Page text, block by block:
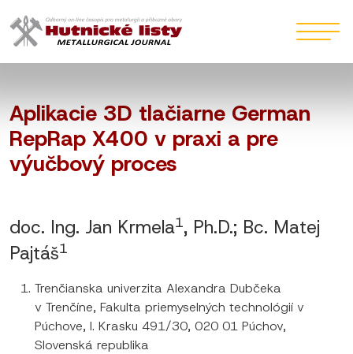
Aplikacie 3D tlačiarne German
RepRap X400 v praxi a pre
výučbový proces
doc. Ing. Jan Krmela1, Ph.D.; Bc. Matej
Pajtáš1
Trenčianska univerzita Alexandra Dubčeka
v Trenčíne, Fakulta priemyselných technológií v
Púchove, I. Krasku 491/30, 020 01 Púchov,
Slovenská republika